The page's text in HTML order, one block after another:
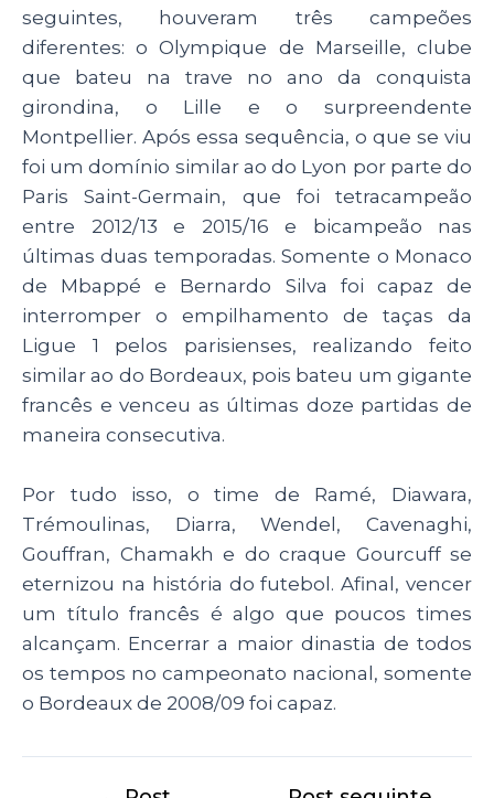
seguintes, houveram três campeões
diferentes: o Olympique de Marseille, clube
que bateu na trave no ano da conquista
girondina, o Lille e o surpreendente
Montpellier. Após essa sequência, o que se viu
foi um domínio similar ao do Lyon por parte do
Paris Saint-Germain, que foi tetracampeão
entre 2012/13 e 2015/16 e bicampeão nas
últimas duas temporadas. Somente o Monaco
de Mbappé e Bernardo Silva foi capaz de
interromper o empilhamento de taças da
Ligue 1 pelos parisienses, realizando feito
similar ao do Bordeaux, pois bateu um gigante
francês e venceu as últimas doze partidas de
maneira consecutiva.
Por tudo isso, o time de Ramé, Diawara,
Trémoulinas, Diarra, Wendel, Cavenaghi,
Gouffran, Chamakh e do craque Gourcuff se
eternizou na história do futebol. Afinal, vencer
um título francês é algo que poucos times
alcançam. Encerrar a maior dinastia de todos
os tempos no campeonato nacional, somente
o Bordeaux de 2008/09 foi capaz.